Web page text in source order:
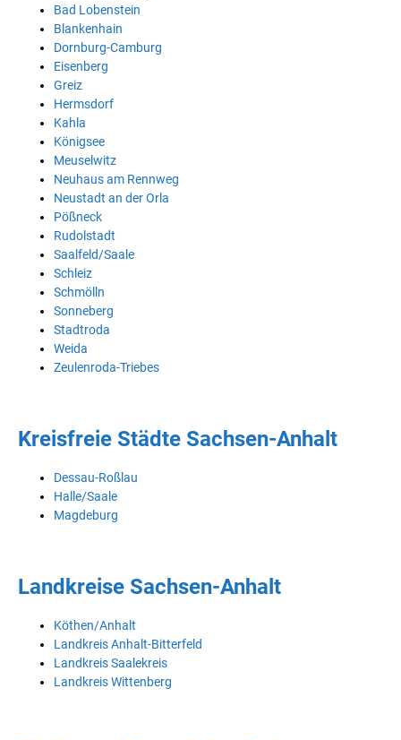
Bad Lobenstein
Blankenhain
Dornburg-Camburg
Eisenberg
Greiz
Hermsdorf
Kahla
Königsee
Meuselwitz
Neuhaus am Rennweg
Neustadt an der Orla
Pößneck
Rudolstadt
Saalfeld/Saale
Schleiz
Schmölln
Sonneberg
Stadtroda
Weida
Zeulenroda-Triebes
Kreisfreie Städte Sachsen-Anhalt
Dessau-Roßlau
Halle/Saale
Magdeburg
Landkreise Sachsen-Anhalt
Köthen/Anhalt
Landkreis Anhalt-Bitterfeld
Landkreis Saalekreis
Landkreis Wittenberg